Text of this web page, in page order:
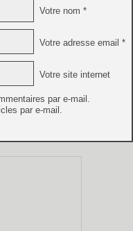
Votre nom *
Votre adresse email *
Votre site internet
par e-mail.
par e-mail.